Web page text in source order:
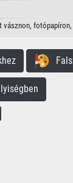
vásznon,